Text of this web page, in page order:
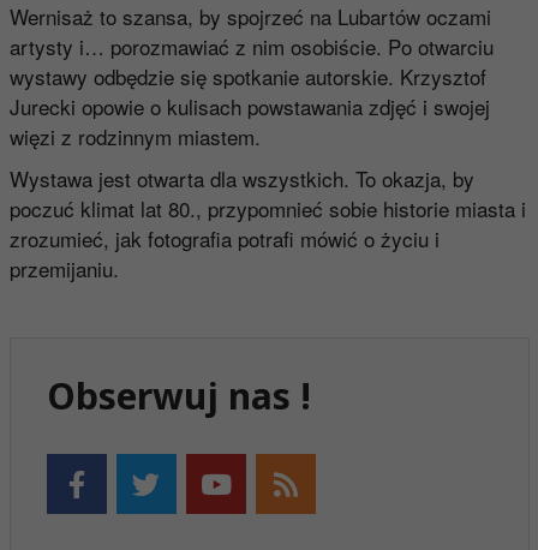
Wernisaż to szansa, by spojrzeć na Lubartów oczami
artysty i… porozmawiać z nim osobiście. Po otwarciu
wystawy odbędzie się spotkanie autorskie. Krzysztof
Jurecki opowie o kulisach powstawania zdjęć i swojej
więzi z rodzinnym miastem.
Wystawa jest otwarta dla wszystkich. To okazja, by
poczuć klimat lat 80., przypomnieć sobie historie miasta i
zrozumieć, jak fotografia potrafi mówić o życiu i
przemijaniu.
Obserwuj nas !